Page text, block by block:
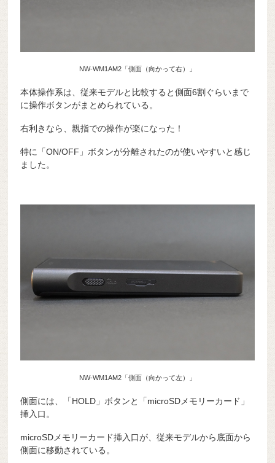
NW-WM1AM2「側面（向かって右）」
本体操作系は、従来モデルと比較すると側面6割ぐらいまで
に操作ボタンがまとめられている。
右利きなら、親指での操作が楽になった！
特に「ON/OFF」ボタンが分離されたのが使いやすいと感じ
ました。
NW-WM1AM2「側面（向かって左）」
側面には、「HOLD」ボタンと「microSDメモリーカード」
挿入口。
microSDメモリーカード挿入口が、従来モデルから底面から
側面に移動されている。